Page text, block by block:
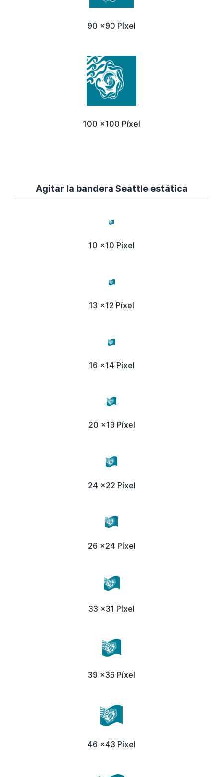
90 x90 Píxel
100 x100 Píxel
Agitar la bandera Seattle estática
10 x10 Píxel
13 x12 Píxel
16 x14 Píxel
20 x19 Píxel
24 x22 Píxel
26 x24 Píxel
33 x31 Píxel
39 x36 Píxel
46 x43 Píxel